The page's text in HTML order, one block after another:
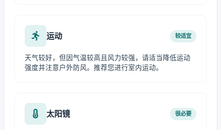
运动 较适宜
天气较好，但因气温较高且风力较强，请适当降低运动
强度并注意户外防风。推荐您进行室内运动。
太阳镜 很必要